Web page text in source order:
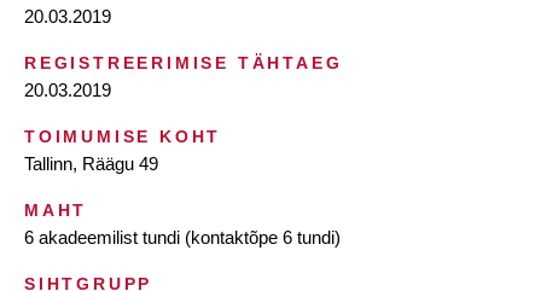
20.03.2019
REGISTREERIMISE TÄHTAEG
20.03.2019
TOIMUMISE KOHT
Tallinn, Räägu 49
MAHT
6 akadeemilist tundi (kontaktõpe 6 tundi)
SIHTGRUPP